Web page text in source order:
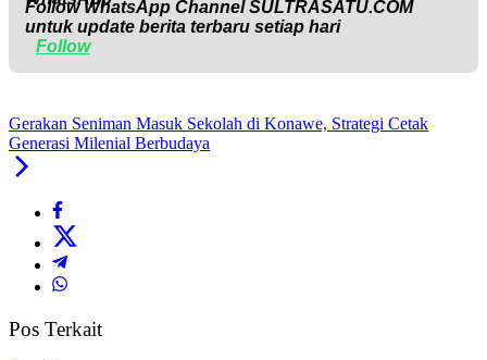
Follow WhatsApp ChannelSULTRASATU.COM
untuk update berita terbaru setiap hari
Follow
Gerakan Seniman Masuk Sekolah di Konawe, Strategi Cetak
Generasi Milenial Berbudaya
Pos Terkait